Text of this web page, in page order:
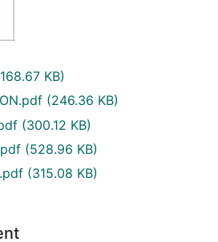
KB)
(246.36 KB)
(300.12 KB)
(528.96 KB)
(315.08 KB)